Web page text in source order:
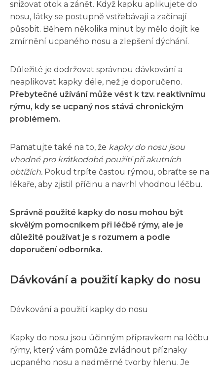
snižovat otok a zánět. Když kapku aplikujete do
nosu, látky se postupně vstřebávají a začínají
působit. Během několika minut by mělo dojít ke
zmírnění ucpaného nosu a zlepšení dýchání.
Důležité je dodržovat správnou dávkování a
neaplikovat kapky déle, než je doporučeno.
Přebytečné užívání může vést k tzv. reaktivnímu
rýmu, kdy se ucpaný nos stává chronickým
problémem.
Pamatujte také na to, že kapky do nosu jsou
vhodné pro krátkodobé použití při akutních
obtížích. Pokud trpíte častou rýmou, obraťte se na
lékaře, aby zjistil příčinu a navrhl vhodnou léčbu.
Správně použité kapky do nosu mohou být
skvělým pomocníkem při léčbě rýmy, ale je
důležité používat je s rozumem a podle
doporučení odborníka.
Dávkování a použití kapky do nosu
Dávkování a použití kapky do nosu
Kapky do nosu jsou účinným přípravkem na léčbu
rýmy, který vám pomůže zvládnout příznaky
ucpaného nosu a nadměrné tvorby hlenu. Je